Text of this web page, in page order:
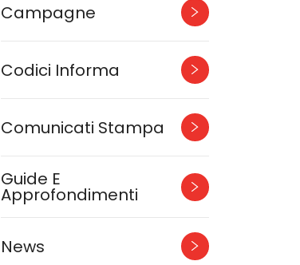
Campagne
Codici Informa
Comunicati Stampa
Guide E
Approfondimenti
News